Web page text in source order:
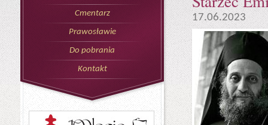
Cmentarz
Prawosławie
Do pobrania
Kontakt
17.06.2023